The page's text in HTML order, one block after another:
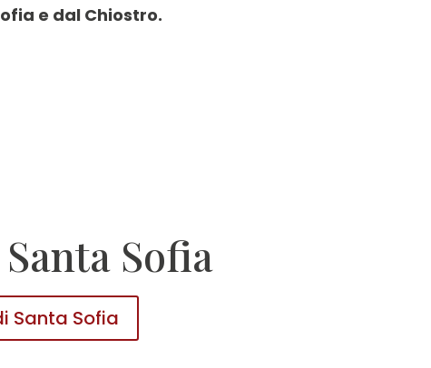
e dal Chiostro.
Sofia
Santa Sofia